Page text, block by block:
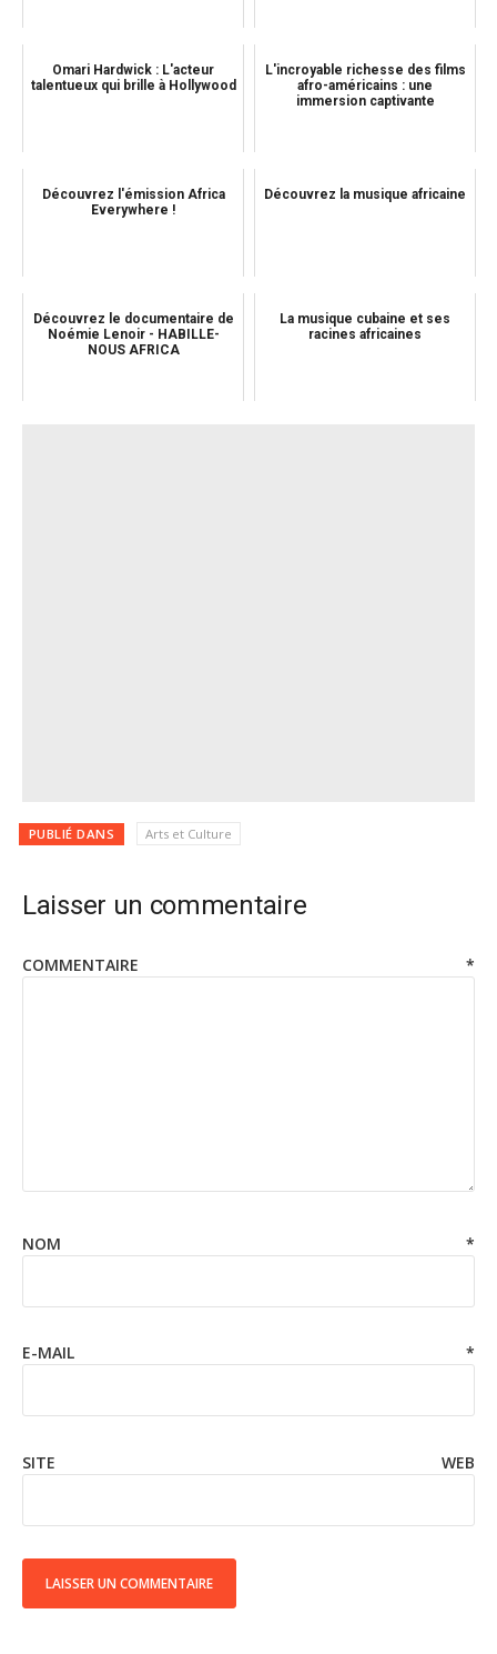
Omari Hardwick : L'acteur
talentueux qui brille à Hollywood
L'incroyable richesse des films
afro-américains : une
immersion captivante
Découvrez l'émission Africa
Everywhere !
Découvrez la musique africaine
Découvrez le documentaire de
Noémie Lenoir - HABILLE-
NOUS AFRICA
La musique cubaine et ses
racines africaines
PUBLIÉ DANS Arts et Culture
Laisser un commentaire
COMMENTAIRE *
NOM *
E-MAIL *
SITE WEB